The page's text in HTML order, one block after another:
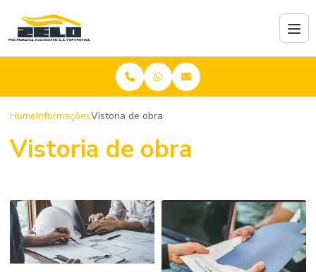
HomeInformaçõesVistoria de obra
Vistoria de obra